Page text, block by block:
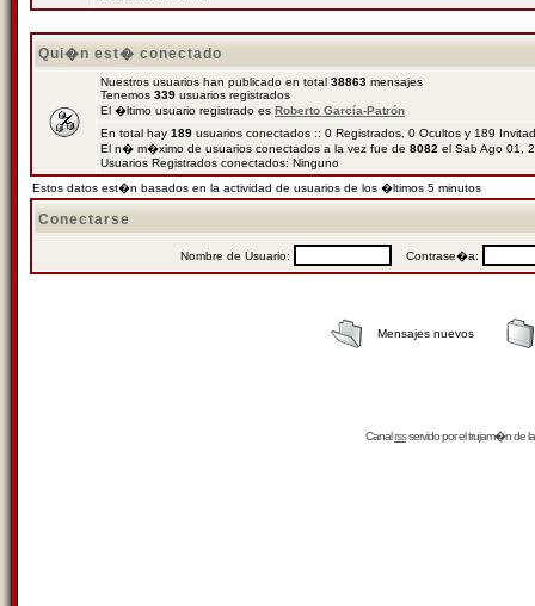
Qui�n est� conectado
Nuestros usuarios han publicado en total 38863 mensajes
Tenemos 339 usuarios registrados
El �ltimo usuario registrado es Roberto García-Patrón
En total hay 189 usuarios conectados :: 0 Registrados, 0 Ocultos y 189
El n� m�ximo de usuarios conectados a la vez fue de 8082 el Sab Ago 01,
Usuarios Registrados conectados: Ninguno
Estos datos est�n basados en la actividad de usuarios de los �ltimos 5 minutos
Conectarse
Nombre de Usuario: Contrase�a:
Mensajes nuevos
Canalrssservido por eltrujam�nde